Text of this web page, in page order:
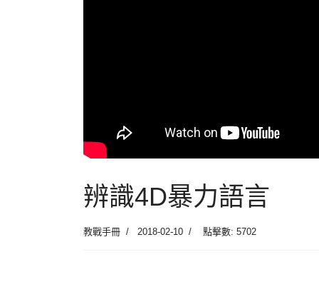
辨識4D暴力語言
教戰手冊 2018-02-10 點擊數: 5702